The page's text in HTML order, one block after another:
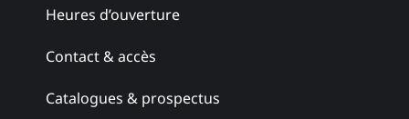
Heures d’ouverture
Contact & accès
Catalogues & prospectus